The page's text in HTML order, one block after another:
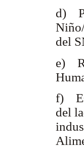
d)
del
e)
f)
del